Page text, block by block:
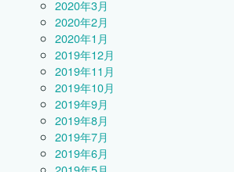
2020年3月
2020年2月
2020年1月
2019年12月
2019年11月
2019年10月
2019年9月
2019年8月
2019年7月
2019年6月